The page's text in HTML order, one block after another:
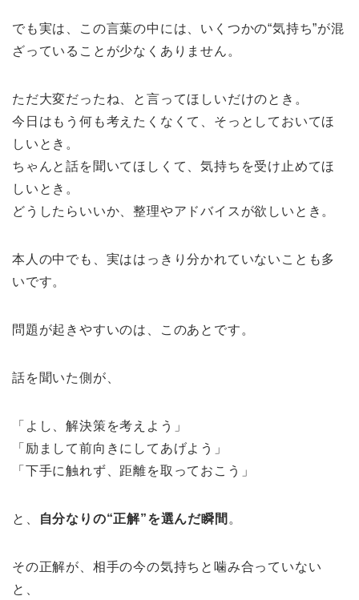
でも実は、この言葉の中には、いくつかの“気持ち”が混
ざっていることが少なくありません。
ただ大変だったね、と言ってほしいだけのとき。
今日はもう何も考えたくなくて、そっとしておいてほ
しいとき。
ちゃんと話を聞いてほしくて、気持ちを受け止めてほ
しいとき。
どうしたらいいか、整理やアドバイスが欲しいとき。
本人の中でも、実ははっきり分かれていないことも多
いです。
問題が起きやすいのは、このあとです。
話を聞いた側が、
「よし、解決策を考えよう」
「励まして前向きにしてあげよう」
「下手に触れず、距離を取っておこう」
と、 自分なりの“正解”を選んだ瞬間 。
その正解が、相手の今の気持ちと噛み合っていない
と、